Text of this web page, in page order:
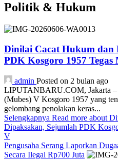
Politik & Hukum
Dinilai Cacat Hukum dan
PDK Kosgoro 1957
admin Posted on 2 bulan ago
LIPUTANBARU.COM, Jakarta –
(Mubes) V Kosgoro 1957 yang
gelombang penolakan keras...
Selengkapnya Read more about
Dipaksakan, Sejumlah PDK
V
Pengusaha Serang Laporkan
Secara Ilegal Rp700 Juta